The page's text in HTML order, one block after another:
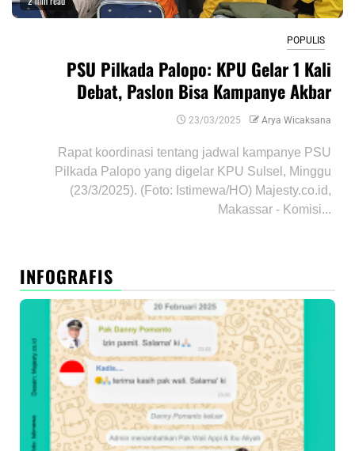
POPULIS
PSU Pilkada Palopo: KPU Gelar 1 Kali
Debat, Paslon Bisa Kampanye Akbar
23/03/2025 Arya Wicaksana
Rapat koordinasi tentang jadwal kampanye PSU
Pilkada Palopo yang digelar KPU Sulsel, Minggu
(23/3/2025). (Foto: Istimewa/HO) Majesty.co.id,
Makassar - Komisi...
INFOGRAFIS